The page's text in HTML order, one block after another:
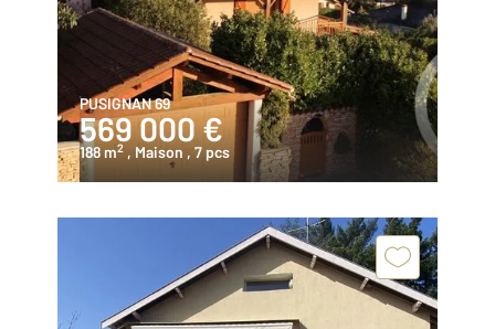
PUSIGNAN 69
569 000 €
188 m2 , Maison , 7 pcs